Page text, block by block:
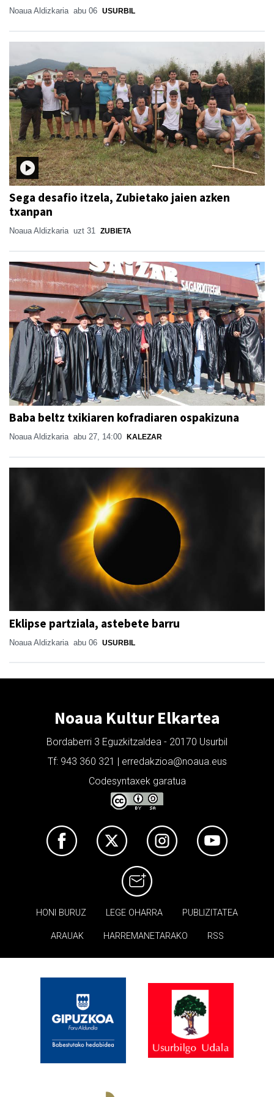
Noaua Aldizkaria abu 06 USURBIL
Sega desafio itzela, Zubietako jaien azken
txanpan
Noaua Aldizkaria uzt 31 ZUBIETA
Baba beltz txikiaren kofradiaren ospakizuna
Noaua Aldizkaria abu 27, 14:00 KALEZAR
Eklipse partziala, astebete barru
Noaua Aldizkaria abu 06 USURBIL
Noaua Kultur Elkartea
Bordaberri 3 Eguzkitzaldea - 20170 Usurbil
Tf: 943 360 321 | erredakzioa@noaua.eus
Codesyntaxek garatua
HONI BURUZ LEGE OHARRA PUBLIZITATEA
ARAUAK HARREMANETARAKO RSS